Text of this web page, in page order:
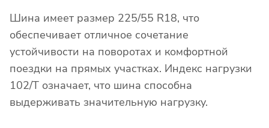
Шина имеет размер 225/55 R18, что
обеспечивает отличное сочетание
устойчивости на поворотах и комфортной
поездки на прямых участках. Индекс нагрузки
102/T означает, что шина способна
выдерживать значительную нагрузку.